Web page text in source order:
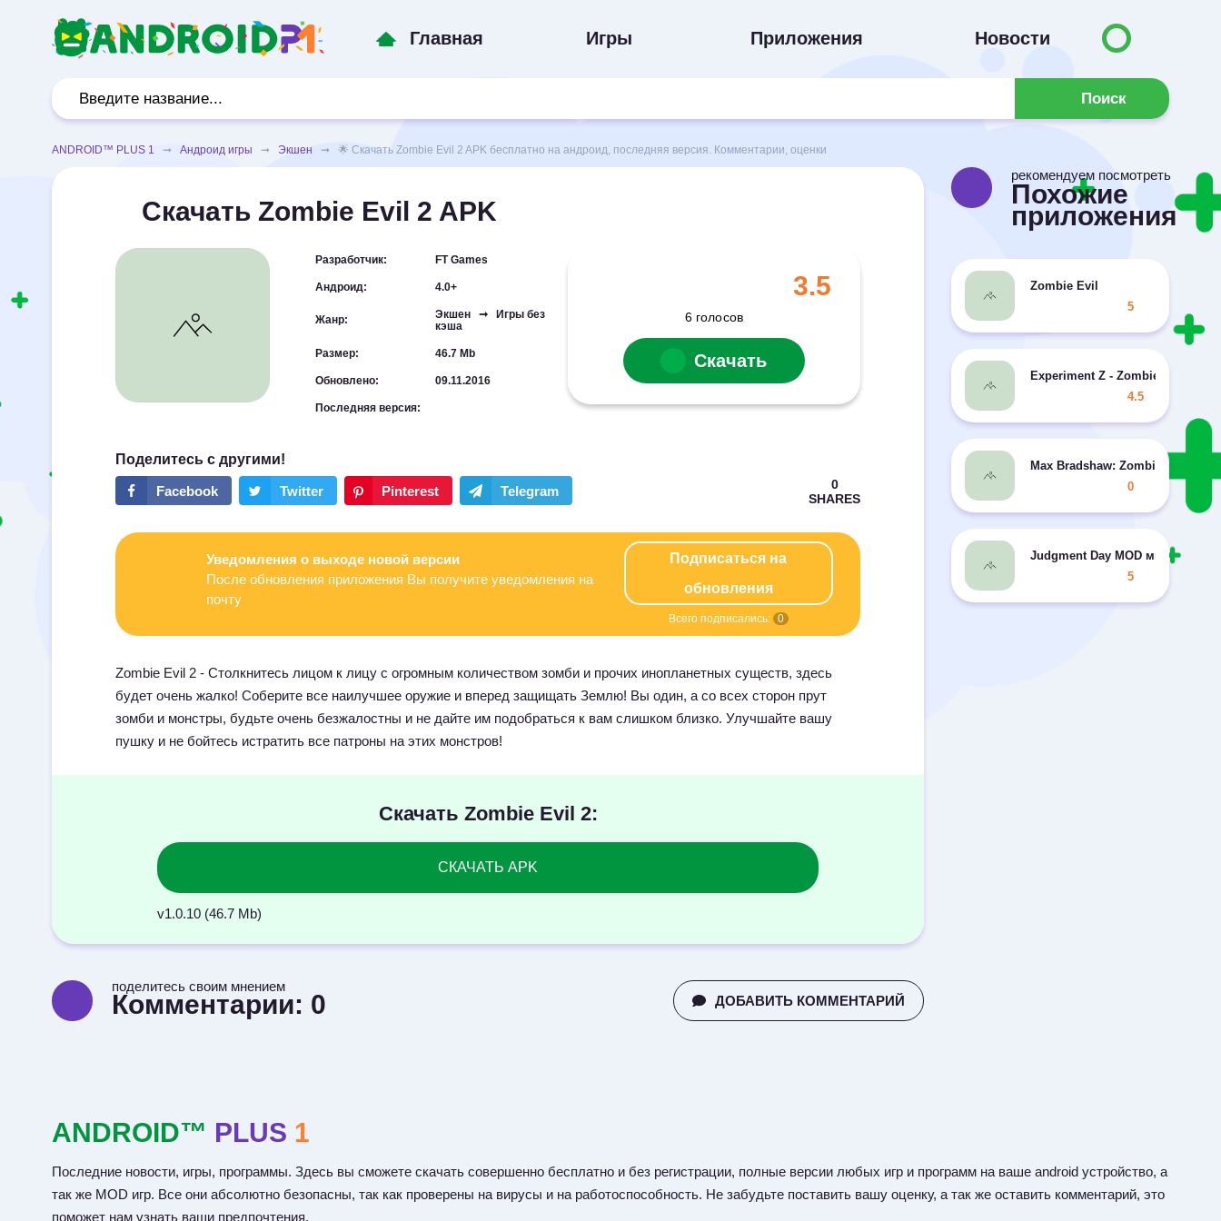
Главная Игры Приложения Новости
Поиск
ANDROID™ PLUS 1 ➞ Андроид игры ➞ Экшен ➞ 🌟 Скачать Zombie Evil 2 APK бесплатно на андроид, последняя версия. Комментарии, оценки
Скачать Zombie Evil 2 APK
Разработчик: FT Games
Андроид: 4.0+
Жанр:
Экшен ➞ Игры без
кэша
Размер: 46.7 Mb
Обновлено: 09.11.2016
Последняя версия:
3.5
6 голосов
Скачать
Уведомления о выходе новой версии
После обновления приложения Вы получите уведомления на
почту
Подписаться на
обновления
Всего подписались: 0
Zombie Evil 2 - Столкнитесь лицом к лицу с огромным количеством зомби и прочих инопланетных существ, здесь
будет очень жалко! Соберите все наилучшее оружие и вперед защищать Землю! Вы один, а со всех сторон прут
зомби и монстры, будьте очень безжалостны и не дайте им подобраться к вам слишком близко. Улучшайте вашу
пушку и не бойтесь истратить все патроны на этих монстров!
Скачать Zombie Evil 2:
СКАЧАТЬ APK
v1.0.10 (46.7 Mb)
поделитесь своим мнением
Комментарии: 0 ДОБАВИТЬ КОММЕНТАРИЙ
рекомендуем посмотреть
Похожие
приложения
Zombie Evil
5
Experiment Z - Zombie
4.5
Max Bradshaw: Zombie Invasion
0
Judgment Day MOD много колец
5
ANDROID™ PLUS 1
Последние новости, игры, программы. Здесь вы сможете скачать совершенно бесплатно и без регистрации, полные версии любых игр и программ на ваше android устройство, а
так же MOD игр. Все они абсолютно безопасны, так как проверены на вирусы и на работоспособность. Не забудьте поставить вашу оценку, а так же оставить комментарий, это
поможет нам узнать ваши предпочтения.